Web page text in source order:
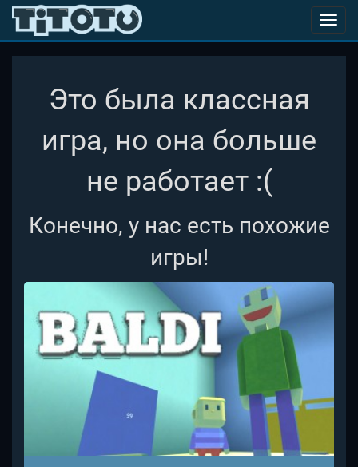
Это была классная
игра, но она больше
не работает :(
Конечно, у нас есть похожие
игры!